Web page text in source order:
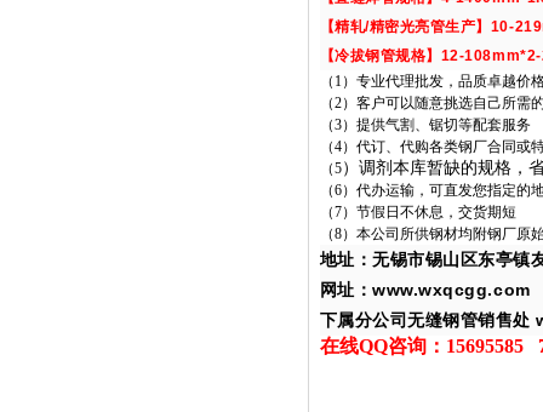
【精轧/精密光亮管生产】 10-
【冷拔钢管规格】 12-108mm*2
（ 1）专业代理批发，品质卓越价
（2）客户可以随意挑选自己所需
（3）提供气割、锯切等配套服务
（4）代订、代购各类钢厂合同或
（5）调剂本库暂缺的规格，
（6）代办运输，可直发您指定的
（7）节假日不休息，交货期短
（8）本公司所供钢材均附钢厂原
地址：无锡市锡山区东亭镇
网址：www.wxqcgg.com
下属分公司无缝钢管销售处
在线QQ咨询： 15695585